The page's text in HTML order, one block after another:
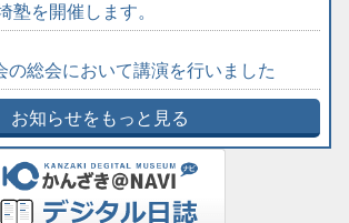
塾を開催します。
の総会において講演を行いました
お知らせをもっと見る